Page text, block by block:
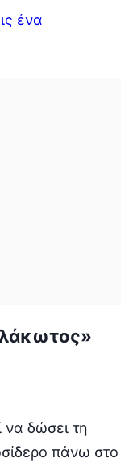
ένα
να δώσει τη
πάνω στο